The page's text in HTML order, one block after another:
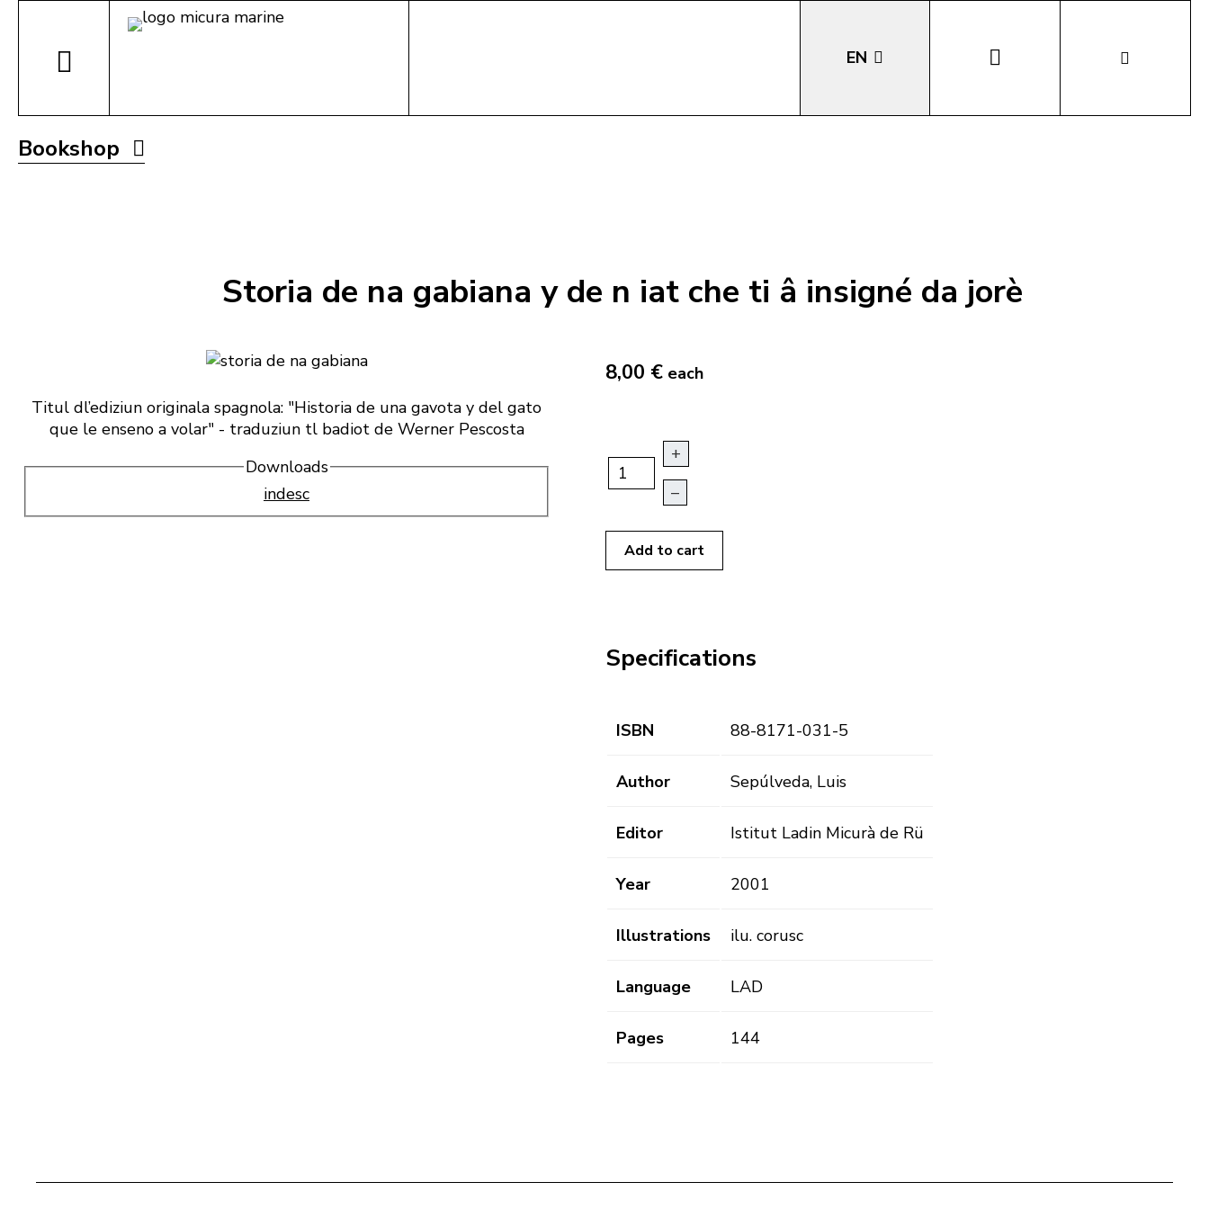
EN
Bookshop
Storia de na gabiana y de n iat che ti â insigné da jorè
Titul dl’ediziun originala spagnola: "Historia de una gavota y del gato
que le enseno a volar" - traduziun tl badiot de Werner Pescosta
Downloads
indesc
8,00 € each
+
–
Add to cart
Specifications
ISBN 88-8171-031-5
Author Sepúlveda, Luis
Editor Istitut Ladin Micurà de Rü
Year 2001
Illustrations ilu. corusc
Language LAD
Pages 144